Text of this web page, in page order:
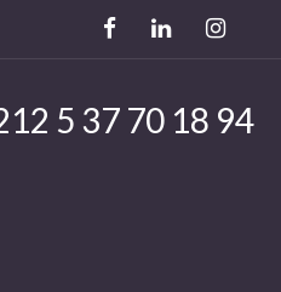
5 37 70 18 94